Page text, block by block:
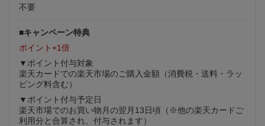
不要
■キャンペーン特典
ポイント+1倍
▼ポイント付与対象
楽天カードでの楽天市場のご購入金額（消費税・送料・ラッ
ピング料含む）
▼ポイント付与予定日
楽天市場でのお買い物月の翌月13日頃（※他の楽天カードご
利用分と合算され、付与されます）